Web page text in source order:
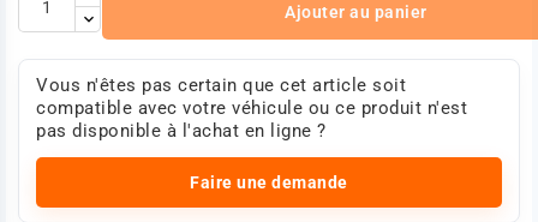
Ajouter au panier
Vous n'êtes pas certain que cet article soit
compatible avec votre véhicule ou ce produit n'est
pas disponible à l'achat en ligne ?
Faire une demande